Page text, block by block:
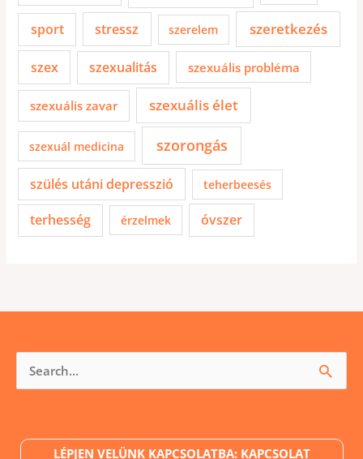
sport stressz szerelem szeretkezés
szex szexualitás szexuális probléma
szexuális zavar szexuális élet
szexuál medicina szorongás
szülés utáni depresszió teherbeesés
terhesség érzelmek óvszer
Keresés
LÉPJEN VELÜNK KAPCSOLATBA: KAPCSOLAT